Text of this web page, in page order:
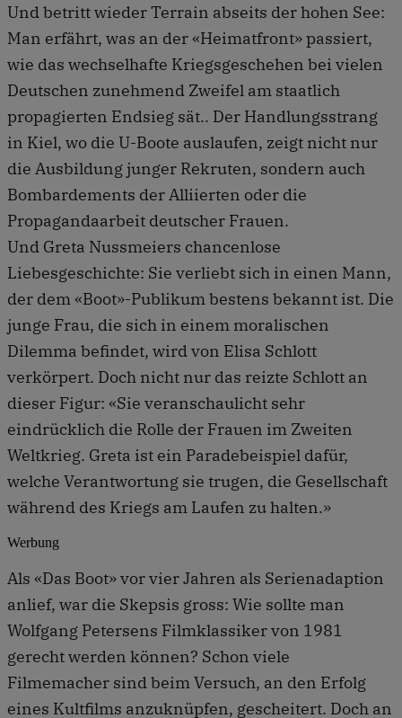
Und betritt wieder Terrain abseits der hohen See:
Man erfährt, was an der «Heimatfront» passiert,
wie das wechselhafte Kriegsgeschehen bei vielen
Deutschen zunehmend Zweifel am staatlich
propagierten Endsieg sät.. Der Handlungsstrang
in Kiel, wo die U-Boote auslaufen, zeigt nicht nur
die Ausbildung junger Rekruten, sondern auch
Bombardements der Alliierten oder die
Propagandaarbeit deutscher Frauen.
Und Greta Nussmeiers chancenlose
Liebesgeschichte: Sie verliebt sich in einen Mann,
der dem «Boot»-Publikum bestens bekannt ist. Die
junge Frau, die sich in einem moralischen
Dilemma befindet, wird von Elisa Schlott
verkörpert. Doch nicht nur das reizte Schlott an
dieser Figur: «Sie veranschaulicht sehr
eindrücklich die Rolle der Frauen im Zweiten
Weltkrieg. Greta ist ein Paradebeispiel dafür,
welche Verantwortung sie trugen, die Gesellschaft
während des Kriegs am Laufen zu halten.»
Werbung
Als «Das Boot» vor vier Jahren als Serienadaption
anlief, war die Skepsis gross: Wie sollte man
Wolfgang Petersens Filmklassiker von 1981
gerecht werden können? Schon viele
Filmemacher sind beim Versuch, an den Erfolg
eines Kultfilms anzuknüpfen, gescheitert. Doch an